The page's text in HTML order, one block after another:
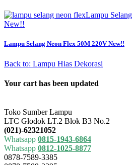
Lampu
New!!
Lampu Selang Neon Flex 50M 220V New!!
Back to: Lampu Hias Dekorasi
Your cart has been updated
Toko Sumber Lampu
LTC Glodok LT.2 Blok B3 No.2
(021)-62321052
Whatsapp 0815-1943-6864
Whatsapp 0812-1025-8877
0878-7589-3385